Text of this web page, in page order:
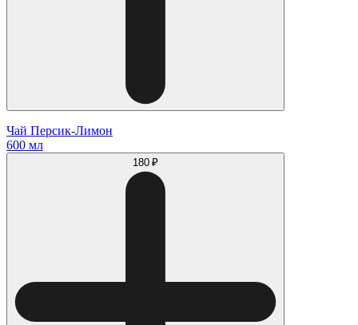
Чай Персик-Лимон
600 мл
180 ₽